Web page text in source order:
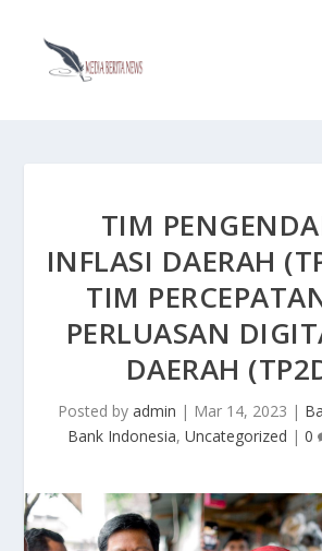
TIM
INFLASI DAERAH
TIM
PERLUASAN
DAERAH
Posted by admin | Mar 14, 2023 |
Bank Indonesia, Uncategorized | 0